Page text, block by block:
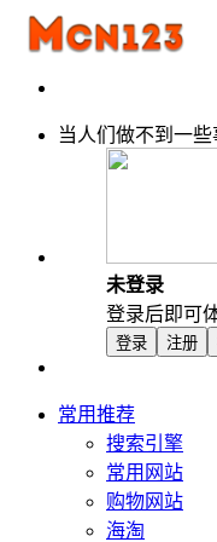
当人们做不到一
未登录
登录后即可
登录 注册
常用推荐
搜索引擎
常用网站
购物网站
海淘